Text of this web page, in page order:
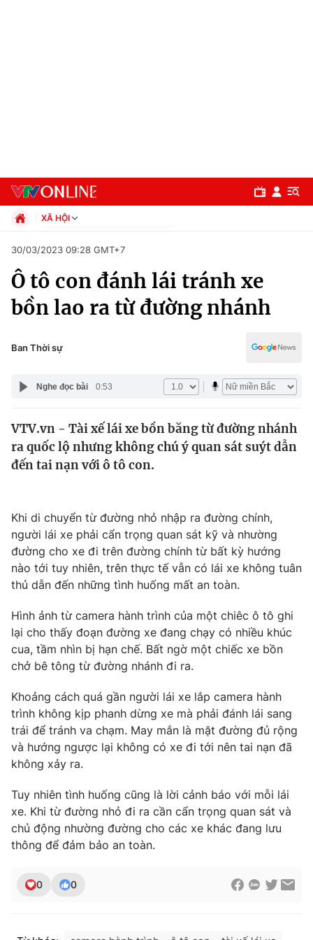
Chuyên mục
Chính trị
Thế giới đó đây
Câu chuyện quốc tế
Kinh tế
Tài chính
Thị trường
Dữ liệu và đời sống
Phim VTV
Hậu trường
Khán giả
Giải sao mai
Giải trí
Điện ảnh
Âm nhạc
Sao
Du lịch
Làm đẹp
Chất lượng cuộc sống
Giáo dục
Tuyển sinh
Công nghệ
Hitech Công nghệ tương lai
Sản phẩm
Thị trường
Tư vấn
Giao lưu trực tuyến
Lịch phát sóng
XÃ HỘI
Xã hội
Pháp luật
Thể thao
Văn hóa - Giải trí
Đời sống
Giáo dục
30/03/2023 09:28 GMT+7
Ô tô con đánh lái tránh xe
bồn lao ra từ đường nhánh
Ban Thời sự
Nghe đọc bài 0:53
VTV.vn - Tài xế lái xe bồn băng từ đường nhánh
ra quốc lộ nhưng không chú ý quan sát suýt dẫn
đến tai nạn với ô tô con.
Khi di chuyển từ đường nhỏ nhập ra đường chính,
người lái xe phải cẩn trọng quan sát kỹ và nhường
đường cho xe đi trên đường chính từ bất kỳ hướng
nào tới tuy nhiên, trên thực tế vẫn có lái xe không tuân
thủ dẫn đến những tình huống mất an toàn.
Hình ảnh từ camera hành trình của một chiêc ô tô ghi
lại cho thấy đoạn đường xe đang chạy có nhiều khúc
cua, tầm nhìn bị hạn chế. Bất ngờ một chiếc xe bồn
chở bê tông từ đường nhánh đi ra.
Khoảng cách quá gần người lái xe lắp camera hành
trình không kịp phanh dừng xe mà phải đánh lái sang
trái để tránh va chạm. May mắn là mặt đường đủ rộng
và hướng ngược lại không có xe đi tới nên tai nạn đã
không xảy ra.
Tuy nhiên tình huống cũng là lời cảnh báo với mỗi lái
xe. Khi từ đường nhỏ đi ra cần cẩn trọng quan sát và
chủ động nhường đường cho các xe khác đang lưu
thông để đảm bảo an toàn.
0 0